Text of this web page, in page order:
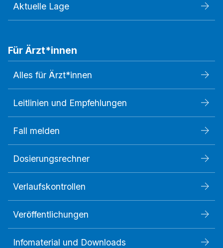
Aktuelle Lage
Für Ärzt*innen
Alles für Ärzt*innen
Leitlinien und Empfehlungen
Fall melden
Dosierungsrechner
Verlaufskontrollen
Veröffentlichungen
Infomaterial und Downloads